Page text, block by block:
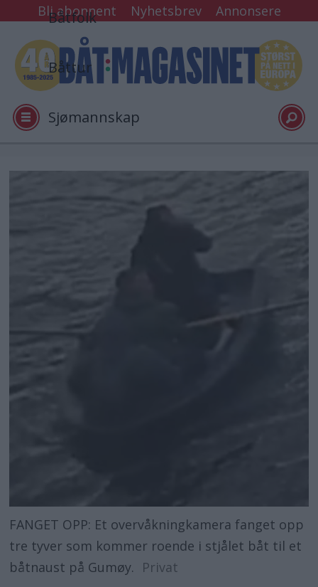
Bli abonnent Nyhetsbrev Annonsere
Båtfolk
Båttur
Sjømannskap
Tester
FANGET OPP: Et overvåkningkamera fanget opp
tre tyver som kommer roende i stjålet båt til et
båtnaust på Gumøy.
Privat